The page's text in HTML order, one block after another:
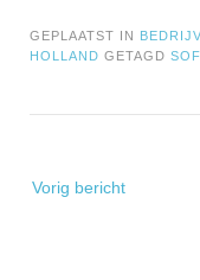
GEPLAATST IN
HOLLAND GETAGD
navigatie
Vorig bericht